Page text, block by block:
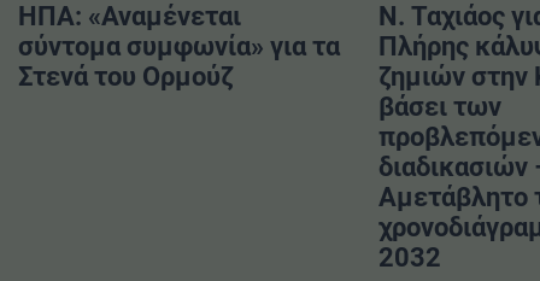
ΗΠΑ: «Αναμένεται
σύντομα συμφωνία» για τα
Στενά του Ορμούζ
Ν. Ταχιάος
Πλήρης
ζημιών στην
βάσει των
διαδικασιών
Αμετάβλητο
2032